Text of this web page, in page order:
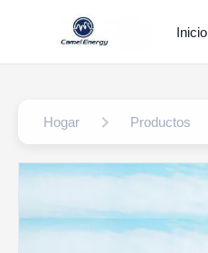
Inicio
Hogar Productos